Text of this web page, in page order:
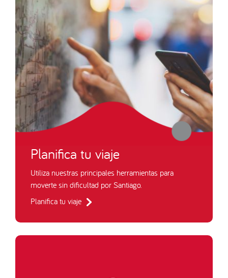
Planifica tu viaje
Utiliza nuestras principales herramientas para
moverte sin dificultad por Santiago.
Planifica tu viaje